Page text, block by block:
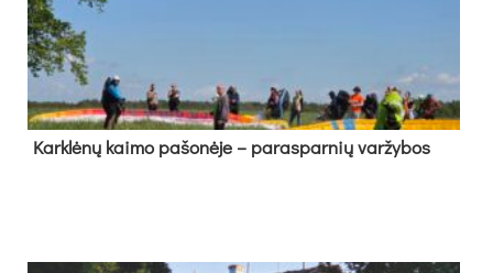
Kark­lė­nų kai­mo pa­šo­nė­je – pa­ras­par­nių var­žy­bos